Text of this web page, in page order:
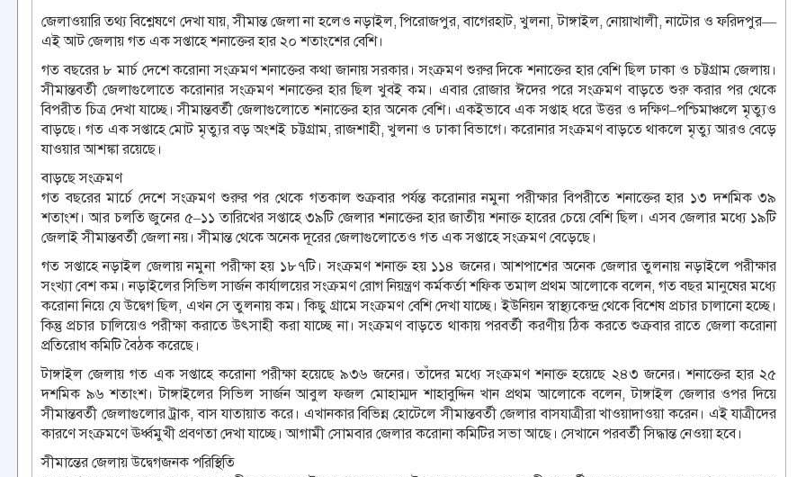
জেলাওয়ারি তথ্য বিশ্লেষণে দেখা যায়, সীমান্ত জেলা না হলেও নড়াইল, পিরোজপুর, বাগেরহাট, খুলনা, টাঙ্গাইল, নোয়াখালী, নাটোর ও ফরিদপুর—
এই আট জেলায় গত এক সপ্তাহে শনাক্তের হার ২০ শতাংশের বেশি।
গত বছরের ৮ মার্চ দেশে করোনা সংক্রমণ শনাক্তের কথা জানায় সরকার। সংক্রমণ শুরুর দিকে শনাক্তের হার বেশি ছিল ঢাকা ও চট্টগ্রাম জেলায়।
সীমান্তবর্তী জেলাগুলোতে করোনার সংক্রমণ শনাক্তের হার ছিল খুবই কম। এবার রোজার ঈদের পরে সংক্রমণ বাড়তে শুরু করার পর থেকে
বিপরীত চিত্র দেখা যাচ্ছে। সীমান্তবর্তী জেলাগুলোতে শনাক্তের হার অনেক বেশি। একইভাবে এক সপ্তাহ ধরে উত্তর ও দক্ষিণ–পশ্চিমাঞ্চলে মৃত্যুও
বাড়ছে। গত এক সপ্তাহে মোট মৃত্যুর বড় অংশই চট্টগ্রাম, রাজশাহী, খুলনা ও ঢাকা বিভাগে। করোনার সংক্রমণ বাড়তে থাকলে মৃত্যু আরও বেড়ে
যাওয়ার আশঙ্কা রয়েছে।
বাড়ছে সংক্রমণ
গত বছরের মার্চে দেশে সংক্রমণ শুরুর পর থেকে গতকাল শুক্রবার পর্যন্ত করোনার নমুনা পরীক্ষার বিপরীতে শনাক্তের হার ১৩ দশমিক ৩৯
শতাংশ। আর চলতি জুনের ৫–১১ তারিখের সপ্তাহে ৩৯টি জেলার শনাক্তের হার জাতীয় শনাক্ত হারের চেয়ে বেশি ছিল। এসব জেলার মধ্যে ১৯টি
জেলাই সীমান্তবর্তী জেলা নয়। সীমান্ত থেকে অনেক দূরের জেলাগুলোতেও গত এক সপ্তাহে সংক্রমণ বেড়েছে।
গত সপ্তাহে নড়াইল জেলায় নমুনা পরীক্ষা হয় ১৮৭টি। সংক্রমণ শনাক্ত হয় ১১৪ জনের। আশপাশের অনেক জেলার তুলনায় নড়াইলে পরীক্ষার
সংখ্যা বেশ কম। নড়াইলের সিভিল সার্জন কার্যালয়ের সংক্রমণ রোগ নিয়ন্ত্রণ কর্মকর্তা শফিক তমাল প্রথম আলোকে বলেন, গত বছর মানুষের মধ্যে
করোনা নিয়ে যে উদ্বেগ ছিল, এখন সে তুলনায় কম। কিছু গ্রামে সংক্রমণ বেশি দেখা যাচ্ছে। ইউনিয়ন স্বাস্থ্যকেন্দ্র থেকে বিশেষ প্রচার চালানো হচ্ছে।
কিন্তু প্রচার চালিয়েও পরীক্ষা করাতে উৎসাহী করা যাচ্ছে না। সংক্রমণ বাড়তে থাকায় পরবর্তী করণীয় ঠিক করতে শুক্রবার রাতে জেলা করোনা
প্রতিরোধ কমিটি বৈঠক করেছে।
টাঙ্গাইল জেলায় গত এক সপ্তাহে করোনা পরীক্ষা হয়েছে ৯৩৬ জনের। তাঁদের মধ্যে সংক্রমণ শনাক্ত হয়েছে ২৪৩ জনের। শনাক্তের হার ২৫
দশমিক ৯৬ শতাংশ। টাঙ্গাইলের সিভিল সার্জন আবুল ফজল মোহাম্মদ শাহাবুদ্দিন খান প্রথম আলোকে বলেন, টাঙ্গাইল জেলার ওপর দিয়ে
সীমান্তবর্তী জেলাগুলোর ট্রাক, বাস যাতায়াত করে। এখানকার বিভিন্ন হোটেলে সীমান্তবর্তী জেলার বাসযাত্রীরা খাওয়াদাওয়া করেন। এই যাত্রীদের
কারণে সংক্রমণে ঊর্ধ্বমুখী প্রবণতা দেখা যাচ্ছে। আগামী সোমবার জেলার করোনা কমিটির সভা আছে। সেখানে পরবর্তী সিদ্ধান্ত নেওয়া হবে।
সীমান্তের জেলায় উদ্বেগজনক পরিস্থিতি